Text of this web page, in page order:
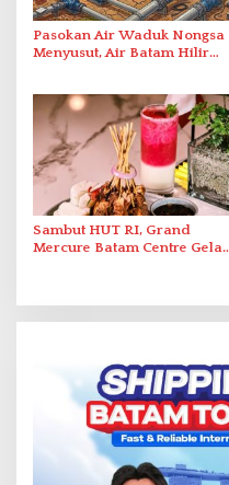
Pasokan Air Waduk Nongsa
Menyusut, Air Batam Hilir
Sambut HUT RI, Grand
Mercure Batam Centre Gelar